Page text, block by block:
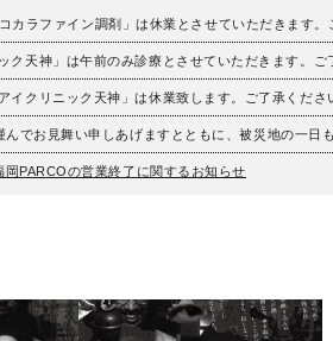
カラファイン調剤」は休業とさせていただきます。
ク天神」は午前のみ診療とさせていただきます。ご
イクリニック天神」は休業致します。ご了承くださ
でお見舞い申しあげますとともに、被災地の一日
岡PARCOの営業終了に関するお知らせ